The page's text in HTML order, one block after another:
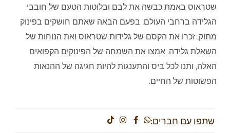
שתפו עם חברים:
שטראוס באמת כבשה את לבם ובלוטות הטעם של חובבי
הגלידה ברחבי העולם. בפעם הבאה שאתם חושקים בפינוק
מתוק, זכרו את הקסם של גלידות שטראוס ואת הנוחות של
השאלת גלידה. אמצו את השמחה של הפינוקים הקפואים
האלה, ותנו לכל ביס והתענגות להיות חגיגה של ההנאות
הפשוטות של החיים.